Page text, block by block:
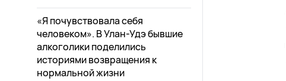
«Я почувствовала себя
человеком». В Улан-Удэ бывшие
алкоголики поделились
историями возвращения к
нормальной жизни